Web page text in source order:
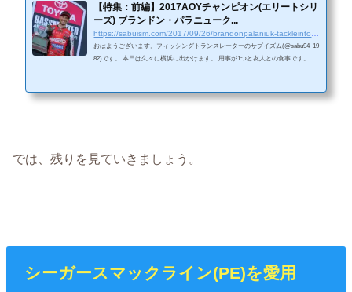
【特集：前編】2017AOYチャンピオン(エリートシリ
ーズ) ブランドン・パラニューク...
おはようございます。フィッシングトランスレーターのサブイズム(@sabu94_19
82)です。 本日は久々に横浜に出かけます。 用事が1つと友人との食事です。家
では、残りを見ていきましょう。
シーガースマックライン(PE)を愛用